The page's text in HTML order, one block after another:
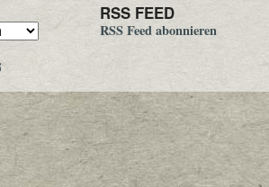
RSS FEED
RSS Feed abonnieren